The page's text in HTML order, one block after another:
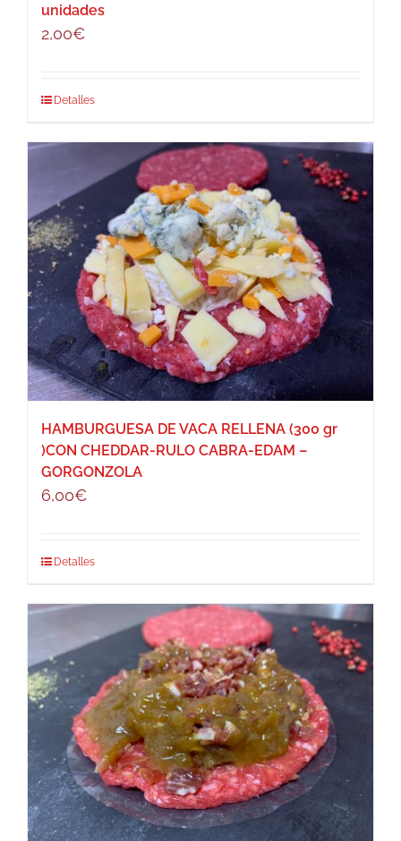
unidades
2,00€
Detalles
HAMBURGUESA DE VACA RELLENA (300 gr
)CON CHEDDAR-RULO CABRA-EDAM –
GORGONZOLA
6,00€
Detalles